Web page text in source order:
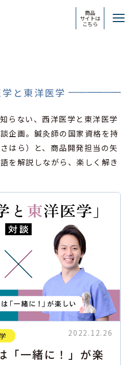
商品
サイトは
こちら
と東洋医学
らない、西洋医学と東洋医学
企画。鍼灸師の国家資格を持
はら）と、商品開発担当の矢
を解説しながら、楽しく解き
2022.12.26
一緒に！」が楽